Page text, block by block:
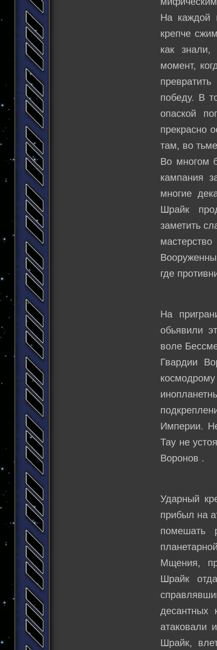
На каждой
крепче
как
момент,
победу. В
опаской
прекрасно
там, во
Во многом
кампания
многие
Шрайк
заметить
где
На
обьявили
воле
Гвардии
Империи.
Тау не
Воронов .
Ударный
прибыл на
помешать
Мщения,
Шрайк
десантных
атаковали
Шрайк,